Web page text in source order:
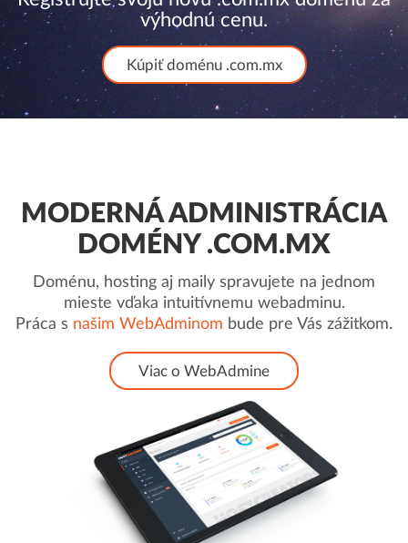
výhodnú cenu.
Kúpiť doménu .com.mx
MODERNÁ ADMINISTRÁCIA
DOMÉNY .COM.MX
Doménu, hosting aj maily spravujete na jednom
mieste vďaka intuitívnemu webadminu.
Práca s našim WebAdminom bude pre Vás zážitkom.
Viac o WebAdmine